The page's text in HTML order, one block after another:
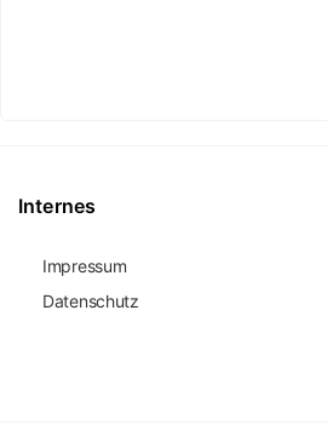
Internes
Impressum
Datenschutz